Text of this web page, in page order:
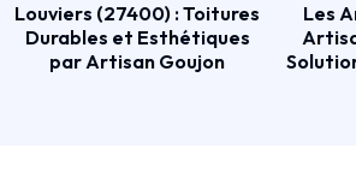
Louviers (27400) : Toitures
Durables et Esthétiques
par Artisan Goujon
Les